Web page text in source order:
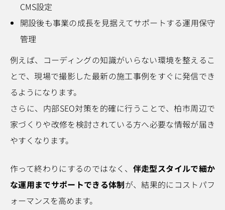
CMS設定
開設後も事業の成長を見据えてサポートする運用保守
管理
例えば、コーディングの知識がいらない環境を整えるこ
とで、現場で撮影した最新の施工事例をすぐに発信でき
るようになります。
さらに、内部SEO対策を的確に行うことで、柏市周辺で
家づくりや改修を検討されている方へ必要な情報が届き
やすくなります。
作って終わりにするのではなく、 伴走型スタイルで細か
な運用までサポートできる体制が、結果的にコストパフ
ォーマンスを高めます。